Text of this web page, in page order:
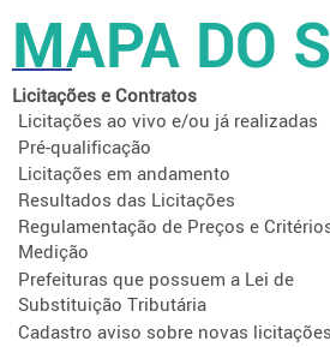
MAPA DO
Licitações e Contratos
Licitações ao vivo e/ou já realizadas
Pré-qualificação
Licitações em andamento
Resultados das Licitações
Regulamentação de Preços e
Medição
Prefeituras que possuem a Lei de
Substituição Tributária
Cadastro aviso sobre novas licitações